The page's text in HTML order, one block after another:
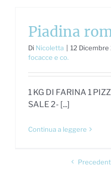
Piadina
Di Nicoletta 12
focacce e co.
1 KG DI FARINA 1
SALE 2- [...]
Continua a leggere